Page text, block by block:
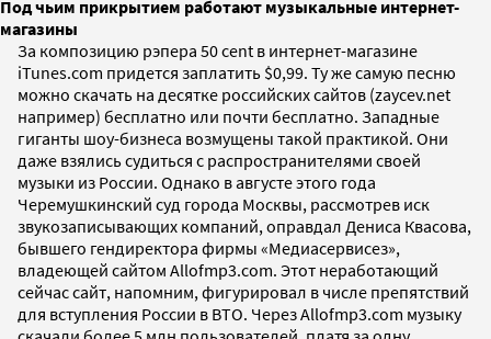
Под чьим прикрытием работают музыкальные интернет-
магазины
За композицию рэпера 50 cent в интернет-магазине
iTunes.com придется заплатить $0,99. Ту же самую песню
можно скачать на десятке российских сайтов (zaycev.net
например) бесплатно или почти бесплатно. Западные
гиганты шоу-бизнеса возмущены такой практикой. Они
даже взялись судиться с распространителями своей
музыки из России. Однако в августе этого года
Черемушкинский суд города Москвы, рассмотрев иск
звукозаписывающих компаний, оправдал Дениса Квасова,
бывшего гендиректора фирмы «Медиасервисез»,
владеющей сайтом Allofmp3.com. Этот неработающий
сейчас сайт, напомним, фигурировал в числе препятствий
для вступления России в ВТО. Через Allofmp3.com музыку